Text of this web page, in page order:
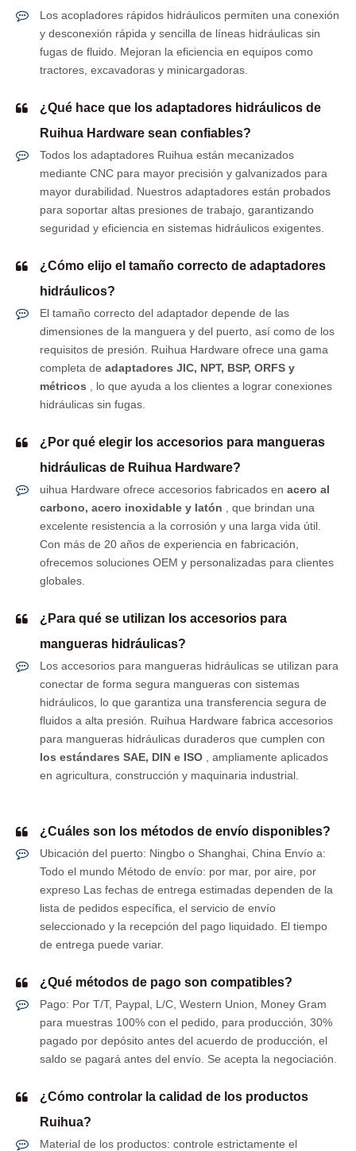
Los acopladores rápidos hidráulicos permiten una conexión
y desconexión rápida y sencilla de líneas hidráulicas sin
fugas de fluido. Mejoran la eficiencia en equipos como
tractores, excavadoras y minicargadoras.
¿Qué hace que los adaptadores hidráulicos de
Ruihua Hardware sean confiables?
Todos los adaptadores Ruihua están mecanizados
mediante CNC para mayor precisión y galvanizados para
mayor durabilidad. Nuestros adaptadores están probados
para soportar altas presiones de trabajo, garantizando
seguridad y eficiencia en sistemas hidráulicos exigentes.
¿Cómo elijo el tamaño correcto de adaptadores
hidráulicos?
El tamaño correcto del adaptador depende de las
dimensiones de la manguera y del puerto, así como de los
requisitos de presión. Ruihua Hardware ofrece una gama
completa de adaptadores JIC, NPT, BSP, ORFS y
métricos
, lo que ayuda a los clientes a lograr conexiones
hidráulicas sin fugas.
¿Por qué elegir los accesorios para mangueras
hidráulicas de Ruihua Hardware?
uihua Hardware ofrece accesorios fabricados en acero al
carbono, acero inoxidable y latón
, que brindan una
excelente resistencia a la corrosión y una larga vida útil.
Con más de 20 años de experiencia en fabricación,
ofrecemos soluciones OEM y personalizadas para clientes
globales.
¿Para qué se utilizan los accesorios para
mangueras hidráulicas?
Los accesorios para mangueras hidráulicas se utilizan para
conectar de forma segura mangueras con sistemas
hidráulicos, lo que garantiza una transferencia segura de
fluidos a alta presión. Ruihua Hardware fabrica accesorios
para mangueras hidráulicas duraderos que cumplen con
los estándares SAE, DIN e ISO
, ampliamente aplicados
en agricultura, construcción y maquinaria industrial.
¿Cuáles son los métodos de envío disponibles?
Ubicación del puerto: Ningbo o Shanghai, China Envío a:
Todo el mundo Método de envío: por mar, por aire, por
expreso Las fechas de entrega estimadas dependen de la
lista de pedidos específica, el servicio de envío
seleccionado y la recepción del pago liquidado. El tiempo
de entrega puede variar.
¿Qué métodos de pago son compatibles?
Pago: Por T/T, Paypal, L/C, Western Union, Money Gram
para muestras 100% con el pedido, para producción, 30%
pagado por depósito antes del acuerdo de producción, el
saldo se pagará antes del envío. Se acepta la negociación.
¿Cómo controlar la calidad de los productos
Ruihua?
Material de los productos: controle estrictamente el